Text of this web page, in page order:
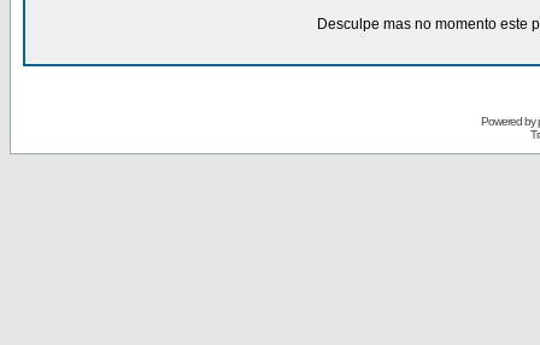
Desculpe mas no momento este
Powered by